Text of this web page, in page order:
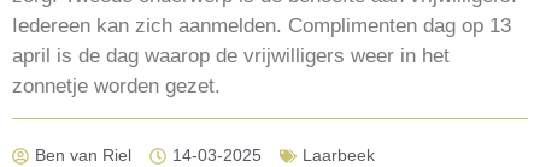
Iedereen kan zich aanmelden. Complimenten dag op 13
april is de dag waarop de vrijwilligers weer in het
zonnetje worden gezet.
Ben van Riel 14-03-2025 Laarbeek